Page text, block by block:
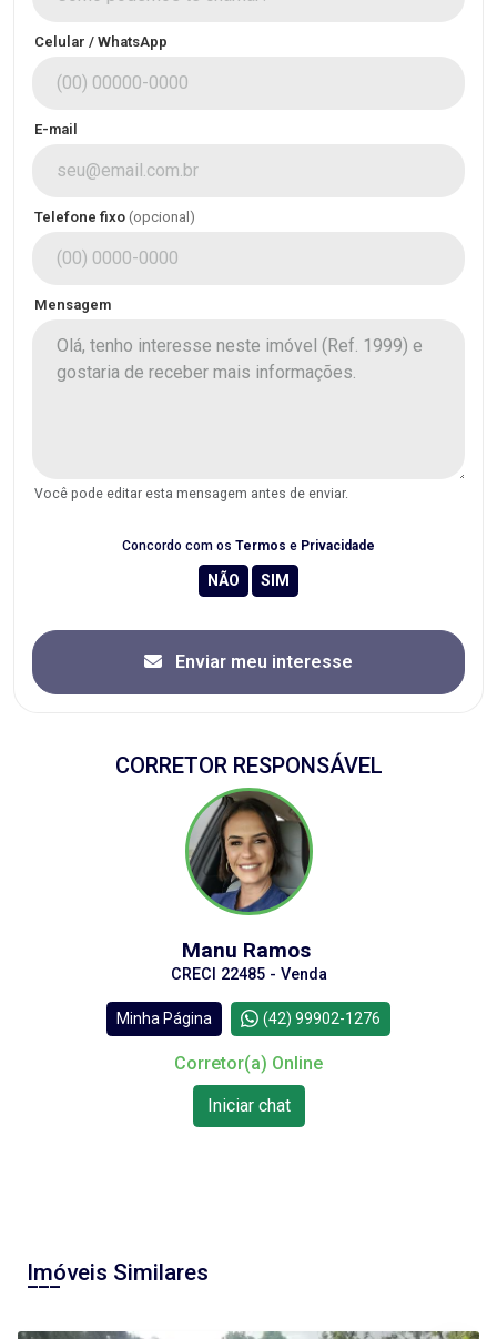
Celular / WhatsApp
E-mail
Telefone fixo (opcional)
Mensagem
Você pode editar esta mensagem antes de enviar.
Concordo com os Termos e Privacidade
Enviar meu interesse
CORRETOR RESPONSÁVEL
Manu Ramos
CRECI 22485 - Venda
Minha Página (42) 99902-1276
Corretor(a) Online
Iniciar chat
Imóveis Similares